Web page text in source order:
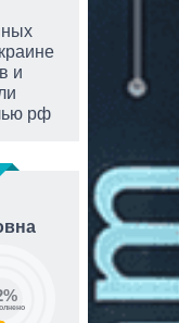
и
рф